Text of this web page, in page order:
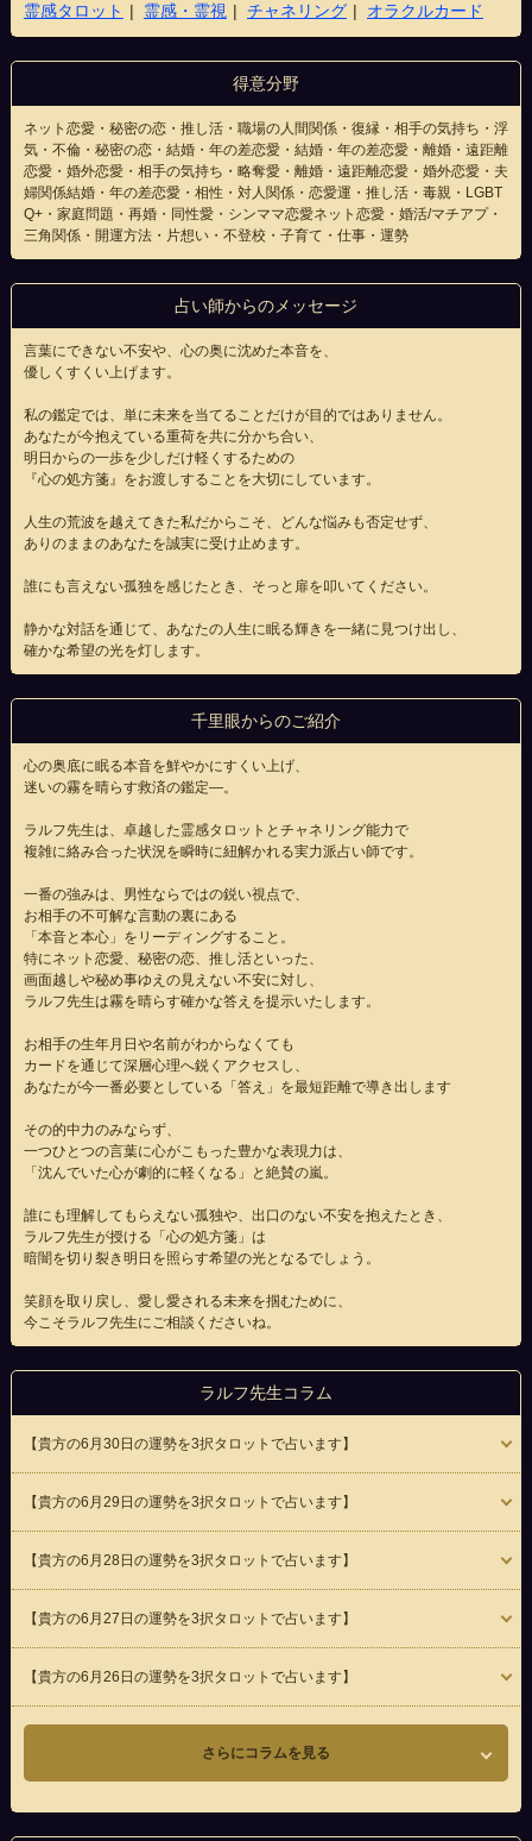
霊感タロット 霊感・霊視 チャネリング オラクルカード
得意分野
ネット恋愛・秘密の恋・推し活・職場の人間関係・復縁・相手の気持ち・浮
気・不倫・秘密の恋・結婚・年の差恋愛・結婚・年の差恋愛・離婚・遠距離
恋愛・婚外恋愛・相手の気持ち・略奪愛・離婚・遠距離恋愛・婚外恋愛・夫
婦関係結婚・年の差恋愛・相性・対人関係・恋愛運・推し活・毒親・LGBT
Q+・家庭問題・再婚・同性愛・シンママ恋愛ネット恋愛・婚活/マチアプ・
三角関係・開運方法・片想い・不登校・子育て・仕事・運勢
占い師からのメッセージ
言葉にできない不安や、心の奥に沈めた本音を、
優しくすくい上げます。
私の鑑定では、単に未来を当てることだけが目的ではありません。
あなたが今抱えている重荷を共に分かち合い、
明日からの一歩を少しだけ軽くするための
『心の処方箋』をお渡しすることを大切にしています。
人生の荒波を越えてきた私だからこそ、どんな悩みも否定せず、
ありのままのあなたを誠実に受け止めます。
誰にも言えない孤独を感じたとき、そっと扉を叩いてください。
静かな対話を通じて、あなたの人生に眠る輝きを一緒に見つけ出し、
確かな希望の光を灯します。
千里眼からのご紹介
心の奥底に眠る本音を鮮やかにすくい上げ、
迷いの霧を晴らす救済の鑑定—。
ラルフ先生は、卓越した霊感タロットとチャネリング能力で
複雑に絡み合った状況を瞬時に紐解かれる実力派占い師です。
一番の強みは、男性ならではの鋭い視点で、
お相手の不可解な言動の裏にある
「本音と本心」をリーディングすること。
特にネット恋愛、秘密の恋、推し活といった、
画面越しや秘め事ゆえの見えない不安に対し、
ラルフ先生は霧を晴らす確かな答えを提示いたします。
お相手の生年月日や名前がわからなくても
カードを通じて深層心理へ鋭くアクセスし、
あなたが今一番必要としている「答え」を最短距離で導き出します
その的中力のみならず、
一つひとつの言葉に心がこもった豊かな表現力は、
「沈んでいた心が劇的に軽くなる」と絶賛の嵐。
誰にも理解してもらえない孤独や、出口のない不安を抱えたとき、
ラルフ先生が授ける「心の処方箋」は
暗闇を切り裂き明日を照らす希望の光となるでしょう。
笑顔を取り戻し、愛し愛される未来を掴むために、
今こそラルフ先生にご相談くださいね。
ラルフ先生コラム
【貴方の6月30日の運勢を3択タロットで占います】
【貴方の6月29日の運勢を3択タロットで占います】
【貴方の6月28日の運勢を3択タロットで占います】
【貴方の6月27日の運勢を3択タロットで占います】
【貴方の6月26日の運勢を3択タロットで占います】
さらにコラムを見る